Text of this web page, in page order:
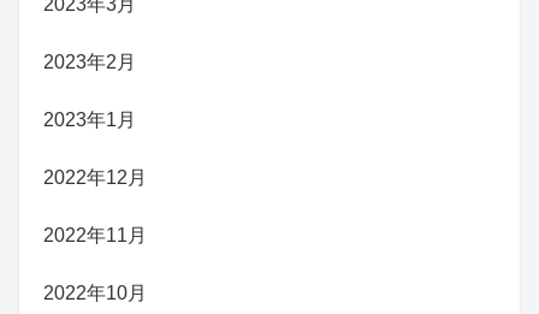
2023年3月
2023年2月
2023年1月
2022年12月
2022年11月
2022年10月